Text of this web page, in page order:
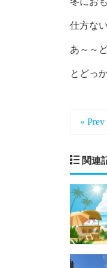
仕方な
あ～～
とどっ
« Prev
関連